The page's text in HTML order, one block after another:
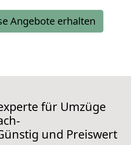
Angebote erhalten
für Umzüge
und Preiswert